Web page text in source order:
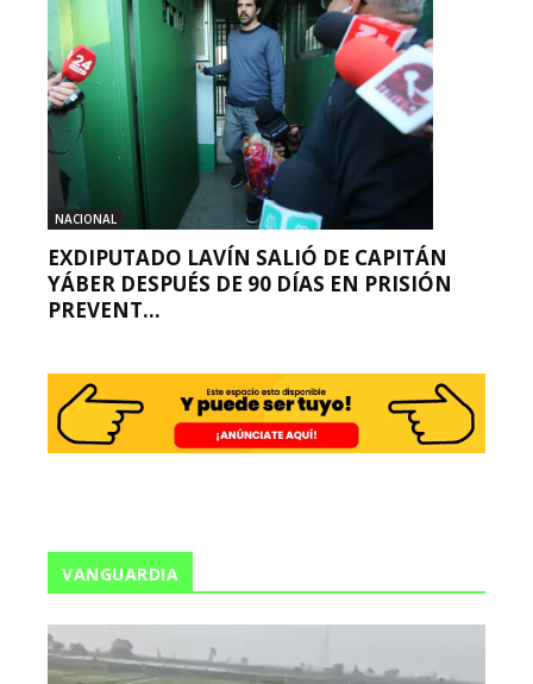
NACIONAL
EXDIPUTADO LAVÍN SALIÓ DE CAPITÁN
YÁBER DESPUÉS DE 90 DÍAS EN PRISIÓN
PREVENT...
VANGUARDIA